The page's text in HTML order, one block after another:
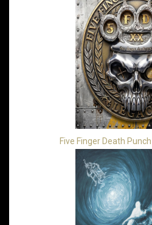
Five Finger Death